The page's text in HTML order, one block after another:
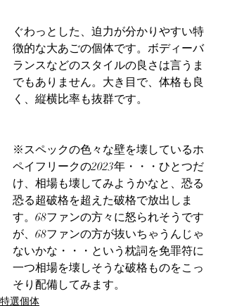
ぐわっとした、迫力が分かりやすい特
徴的な大あごの個体です。ボディーバ
ランスなどのスタイルの良さは言うま
でもありません。大き目で、体格も良
く、縦横比率も抜群です。
※スペックの色々な壁を壊しているホ
ペイフリークの2023年・・・ひとつだ
け、相場も壊してみようかなと、恐る
恐る超破格を超えた破格で放出しま
す。68ファンの方々に怒られそうです
が、68ファンの方が抜いちゃうんじゃ
ないかな・・・という枕詞を免罪符に
一つ相場を壊しそうな破格ものをこっ
そり配備してみます。
特選個体